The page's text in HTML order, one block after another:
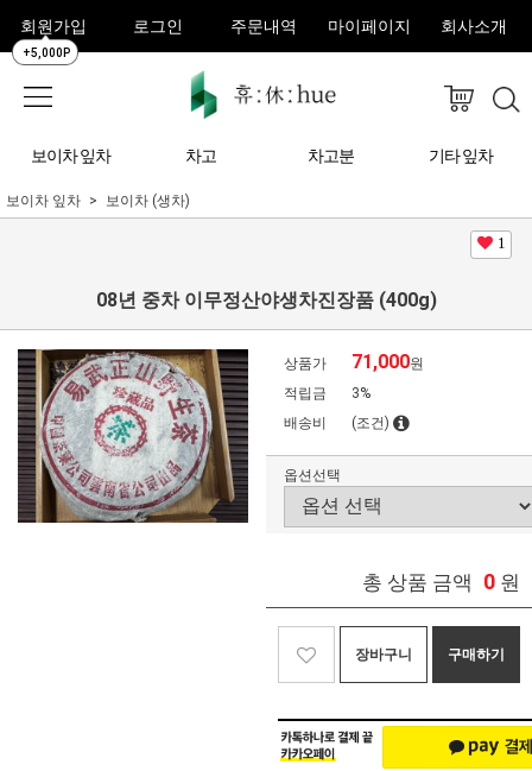
회원가입
+5,000P
로그인 주문내역 마이페이지 회사소개
보이차 잎차 차고 차고분 기타 잎차
보이차 잎차 보이차 (생차)
1
08년 중차 이무정산야생차진장품 (400g)
상품가 71,000원
적립금
3%
배송비
(조건)
옵션선택
총 상품 금액 0 원
장바구니 구매하기